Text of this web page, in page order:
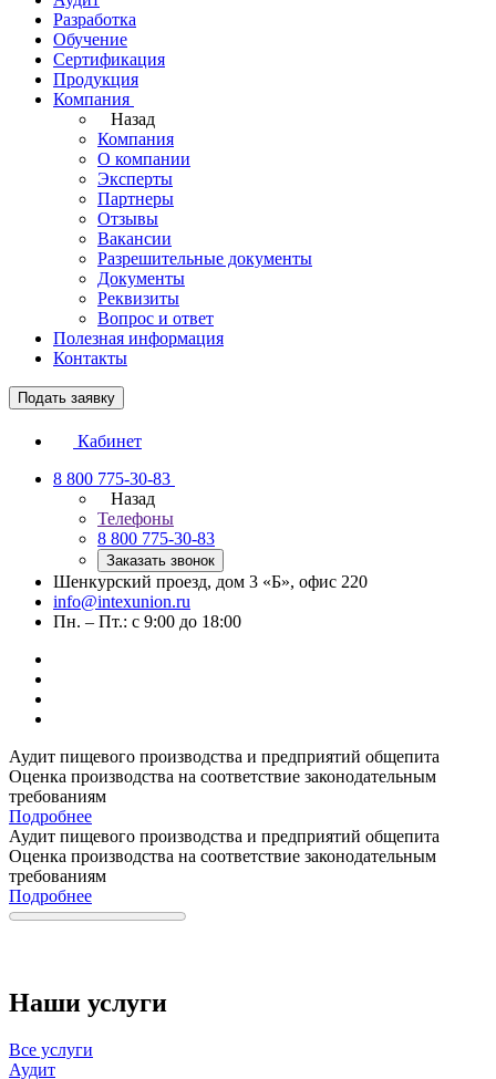
Разработка
Обучение
Сертификация
Продукция
Компания
Назад
Компания
О компании
Эксперты
Партнеры
Отзывы
Вакансии
Разрешительные документы
Документы
Реквизиты
Вопрос и ответ
Полезная информация
Контакты
Подать заявку
Кабинет
8 800 775-30-83
Назад
Телефоны
8 800 775-30-83
Заказать звонок
Шенкурский проезд, дом 3 «Б», офис 220
info@intexunion.ru
Пн. – Пт.: с 9:00 до 18:00
Аудит пищевого производства и предприятий общепита
Оценка производства на соответствие законодательным
требованиям
Подробнее
Аудит пищевого производства и предприятий общепита
Оценка производства на соответствие законодательным
требованиям
Подробнее
Наши услуги
Все услуги
Аудит